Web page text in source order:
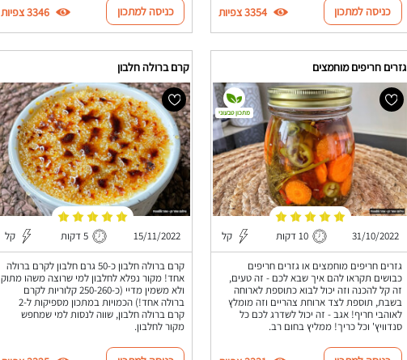
כניסה למתכון 3354 צפיות כניסה למתכון 3346 צפיות
גזרים חריפים מוחמצים
31/10/2022 10 דקות קל
גזרים חריפים מוחמצים או גזרים חריפים
כבושים תקראו להם איך שבא לכם - זה טעים,
זה קל להכנה וזה יכול לבוא כתוספת לארוחה
בשבת, תוספת לצד ארוחת צהריים וזה מומלץ
לאוהבי חריף! אגב - זה יכול לשדרג לכם כל
סנדוויץ' וכל כריך! ממליץ בחום רב.
מתכון טבעוני
קרם ברולה חלבון
15/11/2022 5 דקות קל
קרם ברולה חלבון כ-50 גרם חלבון לקרם ברולה
אחד! מקור נפלא לחלבון למי שרוצה משהו מתוק
ולא משמין מדיי (כ-250-260 קלוריות לקרם
ברולה אחד!) הכמויות במתכון מספיקות ל-2
קרם ברולה חלבון, שווה לנסות למי שמחפש
מקור לחלבון.